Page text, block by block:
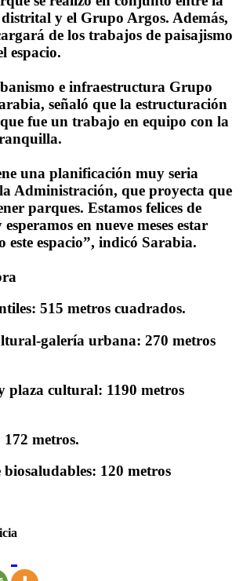
y el Grupo Argos. Además,
de los trabajos de paisajismo
espacio.
e infraestructura Grupo
señaló que la estructuración
fue un trabajo en equipo con la
una planificación muy seria
Administración, que proyecta que
parques. Estamos felices de
en nueve meses estar
espacio”, indicó Sarabia.
515 metros cuadrados.
galería urbana: 270 metros
plaza cultural: 1190 metros
metros.
120 metros